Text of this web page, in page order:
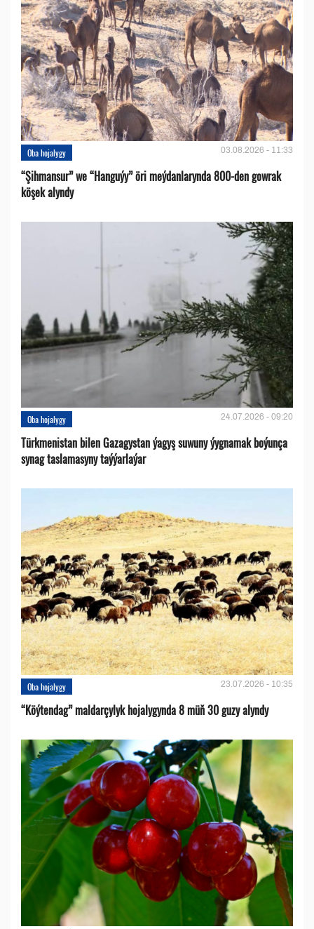
Oba hojalygy 03.08.2026 - 11:33
“Şihmansur” we “Hanguýy” öri meýdanlarynda 800-den gowrak
köşek alyndy
Oba hojalygy 24.07.2026 - 09:20
Türkmenistan bilen Gazagystan ýagyş suwuny ýygnamak boýunça
synag taslamasyny taýýarlaýar
Oba hojalygy 23.07.2026 - 10:35
“Köýtendag” maldarçylyk hojalygynda 8 müň 30 guzy alyndy